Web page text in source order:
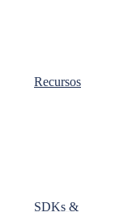
Recursos
SDKs &